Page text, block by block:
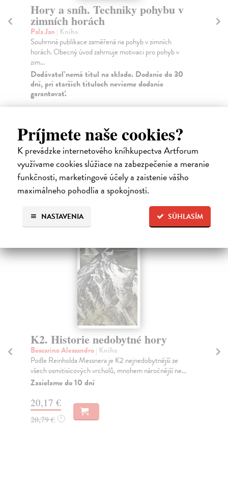
Príjmete naše cookies?
K prevádzke internetového kníhkupectva Artforum
využívame cookies slúžiace na zabezpečenie a meranie
funkčnosti, marketingové účely a zaistenie vášho
maximálneho pohodlia a spokojnosti.
SÚHLASÍM
NASTAVENIA
Hory a sníh. Techniky pohybu v
zimních horách
Pala Jan | Kniha
Souhrnná publikace zaměřená na pohyb v zimních
horách. Obecný úvod zahrnuje motivaci pro pohyb v
zim...
Dodávateľ nemá titul na sklade. Dodanie do 30
dní, pri starších tituloch nevieme dodanie
garantovať.
15,70 €
High-contrast mode
Čitatelia s podobným vkusom si
K2. Historie nedobytné hory
Boscarino Alessandro| Kniha
Podle Reinholda Messnera je K2 nejnedobytnější ze
všech osmitisícových vrcholů, mnohem náročnější ne...
Zasielame do 10 dní
20,17 €
20,79 € ?